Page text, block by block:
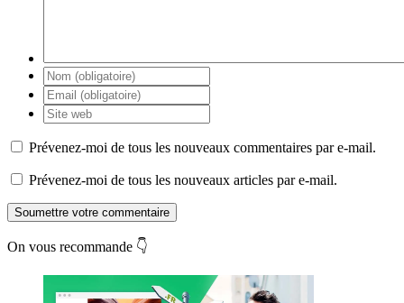
Prévenez-moi de tous les nouveaux commentaires par e-mail.
Prévenez-moi de tous les nouveaux articles par e-mail.
Soumettre votre commentaire
On vous recommande 👇